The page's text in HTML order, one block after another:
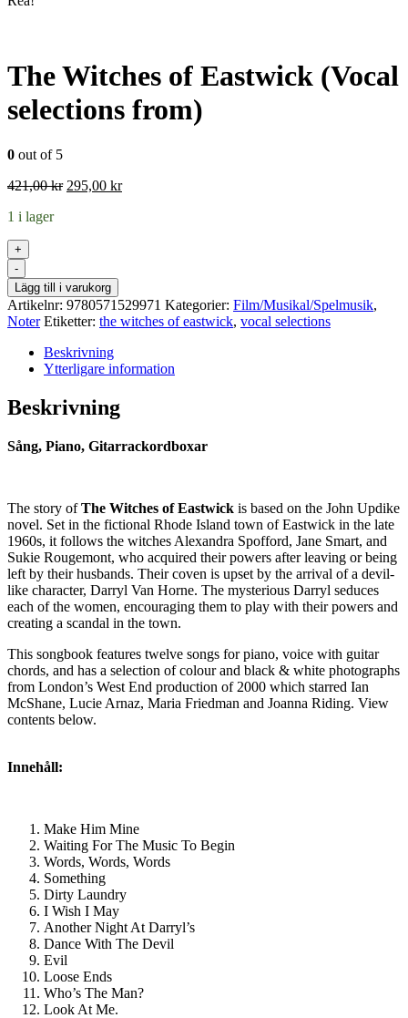
The Witches of Eastwick (Vocal
selections from)
0 out of 5
421,00kr Det
295,00 krDet
1 i lager
+
-
Lägg till i varukorg
Artikelnr: 9780571529971 Kategorier: Film/Musikal/Spelmusik,
Noter Etiketter: the witches of eastwick, vocal selections
Beskrivning
Ytterligare information
Beskrivning
Sång, Piano, Gitarrackordboxar
The story ofThe Witches of Eastwick is based on the John Updike
novel. Set in the fictional Rhode Island town of Eastwick in the late
1960s, it follows the witches Alexandra Spofford, Jane Smart, and
Sukie Rougemont, who acquired their powers after leaving or being
left by their husbands. Their coven is upset by the arrival of a devil-
like character, Darryl Van Horne. The mysterious Darryl seduces
each of the women, encouraging them to play with their powers and
creating a scandal in the town.
This songbook features twelve songs for piano, voice with guitar
chords, and has a selection of colour and black & white photographs
from London’s West End production of 2000 which starred Ian
McShane, Lucie Arnaz, Maria Friedman and Joanna Riding. View
contents below.
Innehåll:
Make Him Mine
Waiting For The Music To Begin
Words, Words, Words
Something
Dirty Laundry
I Wish I May
Another Night At Darryl’s
Dance With The Devil
Evil
Loose Ends
Who’s The Man?
Look At Me.